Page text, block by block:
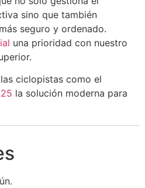
sino que también
seguro y ordenado.
una prioridad con nuestro
ciclopistas como el
la solución moderna para